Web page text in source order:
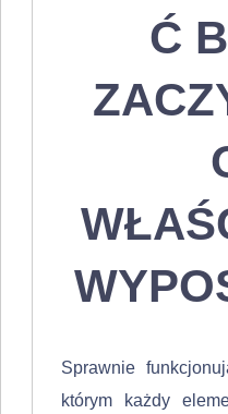
Ć
Sprawnie
którym każdy